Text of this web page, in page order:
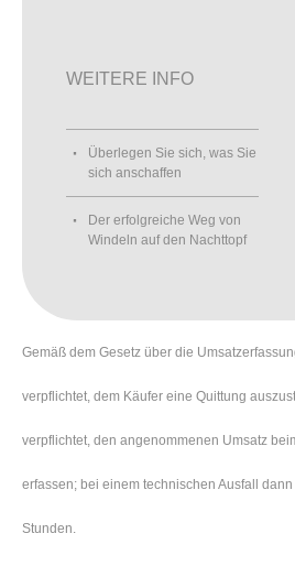
WEITERE INFO
Überlegen Sie sich, was Sie
sich anschaffen
Der erfolgreiche Weg von
Windeln auf den Nachttopf
Gemäß dem Gesetz über die
verpflichtet, dem Käufer eine Quittung
verpflichtet, den angenommenen Umsatz
erfassen; bei einem technischen Ausfall
Stunden.